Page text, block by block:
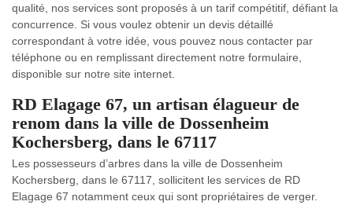
qualité, nos services sont proposés à un tarif compétitif, défiant la
concurrence. Si vous voulez obtenir un devis détaillé
correspondant à votre idée, vous pouvez nous contacter par
téléphone ou en remplissant directement notre formulaire,
disponible sur notre site internet.
RD Elagage 67, un artisan élagueur de
renom dans la ville de Dossenheim
Kochersberg, dans le 67117
Les possesseurs d’arbres dans la ville de Dossenheim
Kochersberg, dans le 67117, sollicitent les services de RD
Elagage 67 notamment ceux qui sont propriétaires de verger.